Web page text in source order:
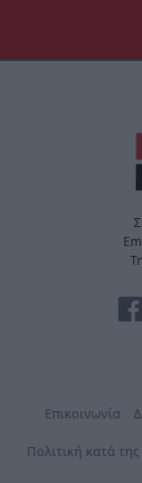
Επικοινωνία
Πολιτική κατά